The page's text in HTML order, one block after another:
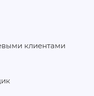
клиентами